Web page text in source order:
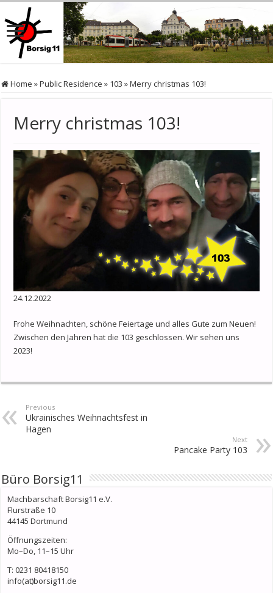
Home »Public Residence » 103 »Merry christmas 103!
Merry christmas 103!
24.12.2022
Frohe Weihnachten, schöne Feiertage und alles Gute zum Neuen!
Zwischen den Jahren hat die 103 geschlossen. Wir sehen uns
2023!
Previous
Ukrainisches Weihnachtsfest in
Hagen
Next
Pancake Party 103
Büro Borsig11
Machbarschaft Borsig11 e.V.
Flurstraße 10
44145 Dortmund
Öffnungszeiten:
Mo–Do, 11–15 Uhr
T: 0231 80418150
info(at)borsig11.de